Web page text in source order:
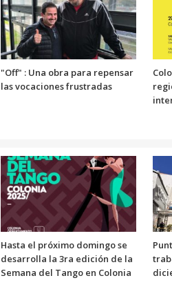
"Off" : Una obra para repensar
las vocaciones frustradas
Hasta el próximo domingo se
desarrolla la 3ra edición de la
Semana del Tango en Colonia